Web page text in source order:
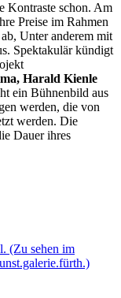
Kontraste schon. Am
Preise im Rahmen
Unter anderem mit
Spektakulär kündigt
Harald Kienle
ein Bühnenbild aus
werden, die von
werden. Die
Dauer ihres